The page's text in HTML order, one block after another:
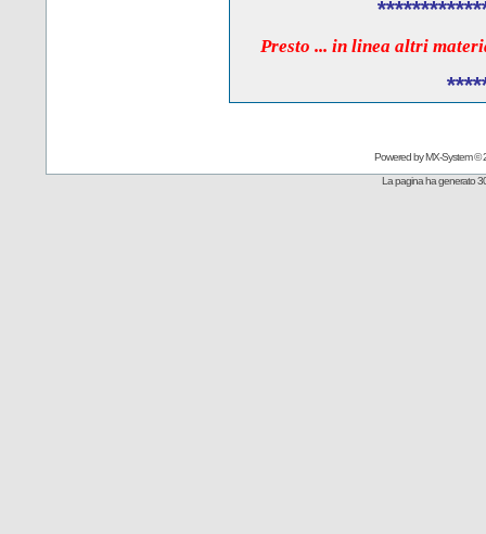
Presto ... in linea altri
Powered byMX-System©
La pagina ha generato